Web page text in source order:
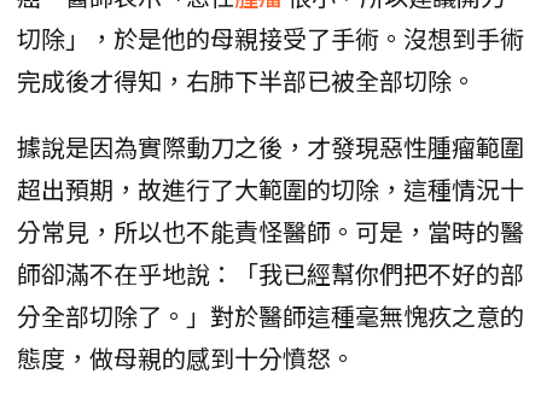
切除」，於是他的母親接受了手術。沒想到手術
完成後才得知，右肺下半部已被全部切除。
據說是因為實際動刀之後，才發現惡性腫瘤範圍
超出預期，故進行了大範圍的切除，這種情況十
分常見，所以也不能責怪醫師。可是，當時的醫
師卻滿不在乎地說：「我已經幫你們把不好的部
分全部切除了。」對於醫師這種毫無愧疚之意的
態度，做母親的感到十分憤怒。